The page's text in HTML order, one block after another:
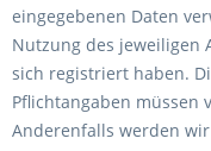
eingegebenen Daten
Nutzung des jeweiligen
sich registriert haben.
Pflichtangaben müssen
Anderenfalls werden